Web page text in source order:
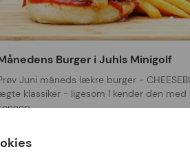
Burger i Juhls Minigolf
Juni måneds lækre burger -
klassiker - ligesom I kender den med